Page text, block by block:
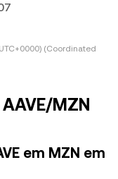
(Coordinated
MZN
em MZN em